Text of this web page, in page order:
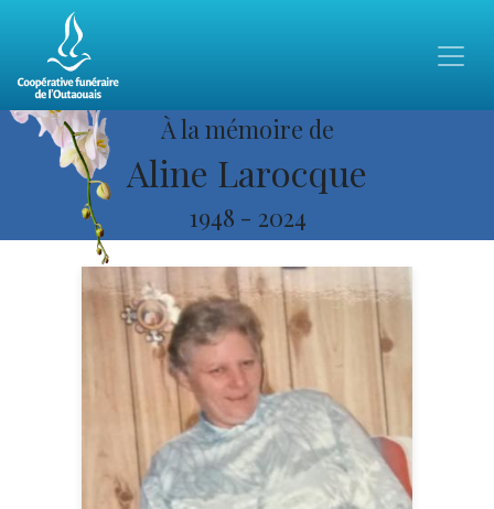
À la mémoire de
Aline Larocque
1948 - 2024